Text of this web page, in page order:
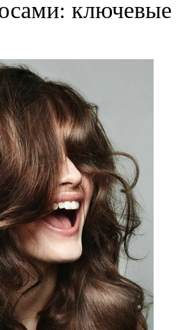
ключевые